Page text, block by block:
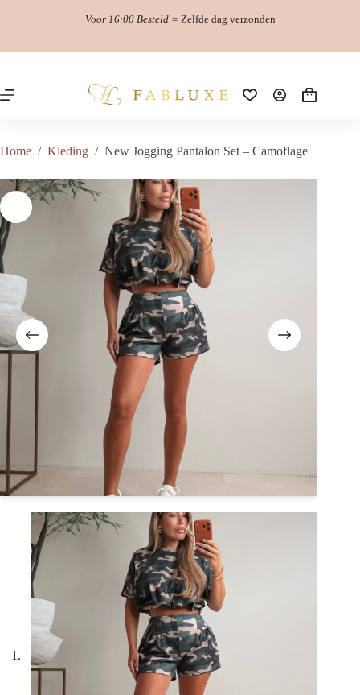
inhoud
Voor 16:00 Besteld = Zelfde dag verzonden
Home / Kleding / New Jogging Pantalon Set – Camoflage